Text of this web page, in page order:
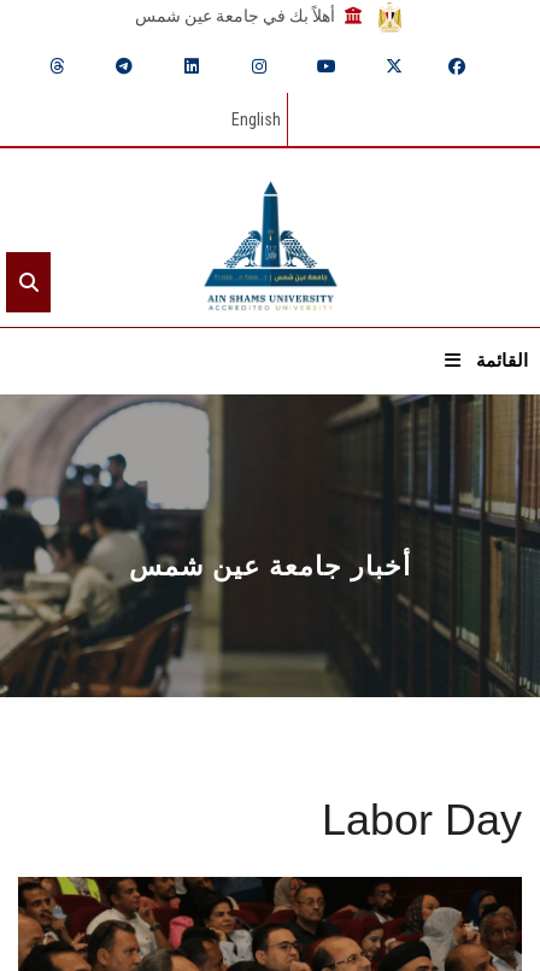
أهلاً بك في جامعة عين شمس
English
القائمة
الرئيسيـة
عن الجامعة
القطاعـات
الشئون الأكاديمية
البحث العلمي
الأنظمة الذكية
الإعلام
أخبار جامعة عين شمس
Labor Day